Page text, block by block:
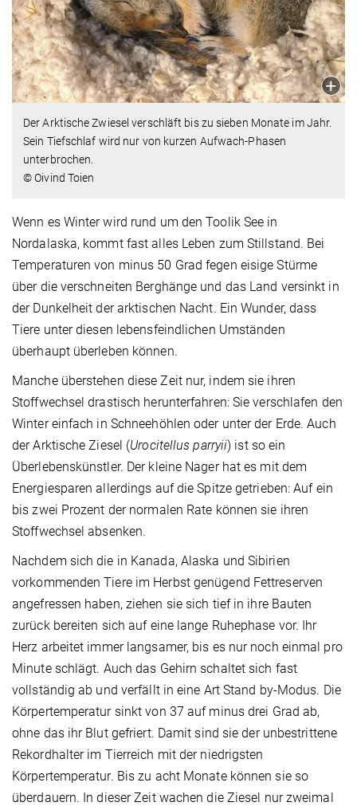
Der Arktische Zwiesel verschläft bis zu sieben Monate im Jahr.
Sein Tiefschlaf wird nur von kurzen Aufwach-Phasen
unterbrochen.
© Oivind Toien
Wenn es Winter wird rund um den Toolik See in
Nordalaska, kommt fast alles Leben zum Stillstand. Bei
Temperaturen von minus 50 Grad fegen eisige Stürme
über die verschneiten Berghänge und das Land versinkt in
der Dunkelheit der arktischen Nacht. Ein Wunder, dass
Tiere unter diesen lebensfeindlichen Umständen
überhaupt überleben können.
Manche überstehen diese Zeit nur, indem sie ihren
Stoffwechsel drastisch herunterfahren: Sie verschlafen den
Winter einfach in Schneehöhlen oder unter der Erde. Auch
der Arktische Ziesel (Urocitellus parryii) ist so ein
Überlebenskünstler. Der kleine Nager hat es mit dem
Energiesparen allerdings auf die Spitze getrieben: Auf ein
bis zwei Prozent der normalen Rate können sie ihren
Stoffwechsel absenken.
Nachdem sich die in Kanada, Alaska und Sibirien
vorkommenden Tiere im Herbst genügend Fettreserven
angefressen haben, ziehen sie sich tief in ihre Bauten
zurück bereiten sich auf eine lange Ruhephase vor. Ihr
Herz arbeitet immer langsamer, bis es nur noch einmal pro
Minute schlägt. Auch das Gehirn schaltet sich fast
vollständig ab und verfällt in eine Art Stand by-Modus. Die
Körpertemperatur sinkt von 37 auf minus drei Grad ab,
ohne das ihr Blut gefriert. Damit sind sie der unbestrittene
Rekordhalter im Tierreich mit der niedrigsten
Körpertemperatur. Bis zu acht Monate können sie so
überdauern. In dieser Zeit wachen die Ziesel nur zweimal